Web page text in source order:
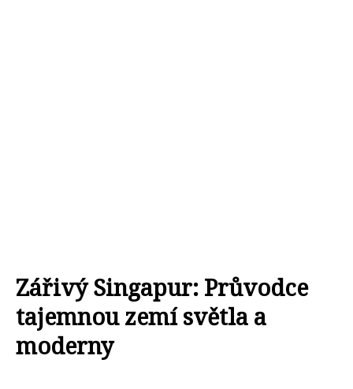
Zářivý Singapur: Průvodce
tajemnou zemí světla a
moderny